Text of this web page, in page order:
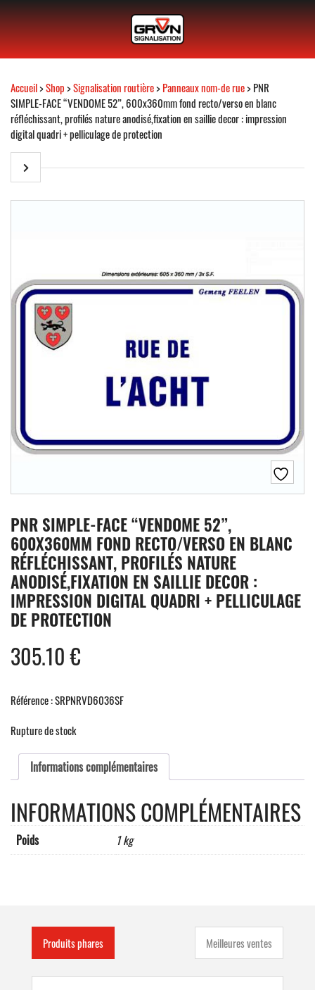
Accueil>Shop>Signalisation routière>Panneaux nom-de rue> PNR
SIMPLE-FACE “VENDOME 52”, 600x360mm fond recto/verso en blanc
réfléchissant, profilés nature anodisé,fixation en saillie decor : impression
digital quadri + pelliculage de protection
PNR SIMPLE-FACE “VENDOME 52”,
600X360MM FOND RECTO/VERSO EN BLANC
RÉFLÉCHISSANT, PROFILÉS NATURE
ANODISÉ,FIXATION EN SAILLIE DECOR :
IMPRESSION DIGITAL QUADRI + PELLICULAGE
DE PROTECTION
305.10€
Référence : SRPNRVD6036SF
Rupture de stock
Informations complémentaires
INFORMATIONS COMPLÉMENTAIRES
Poids 1 kg
Produits phares Meilleures ventes